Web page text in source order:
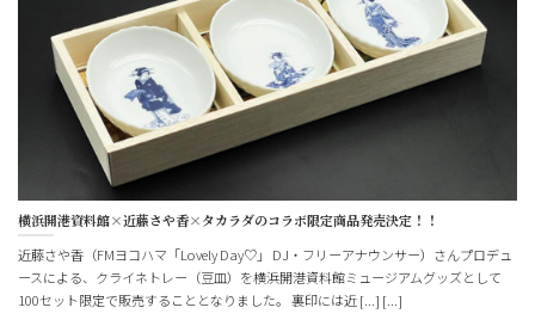
横浜開港資料館×近藤さや香×タカラダのコラボ限定商品発売決定！！
近藤さや香（FMヨコハマ「Lovely Day♡」 DJ・フリーアナウンサー）さんプロデュ
ースによる、クライネトレー（豆皿）を横浜開港資料館ミュージアムグッズとして
100セット限定で販売することとなりました。 裏印には近 [...] [...]